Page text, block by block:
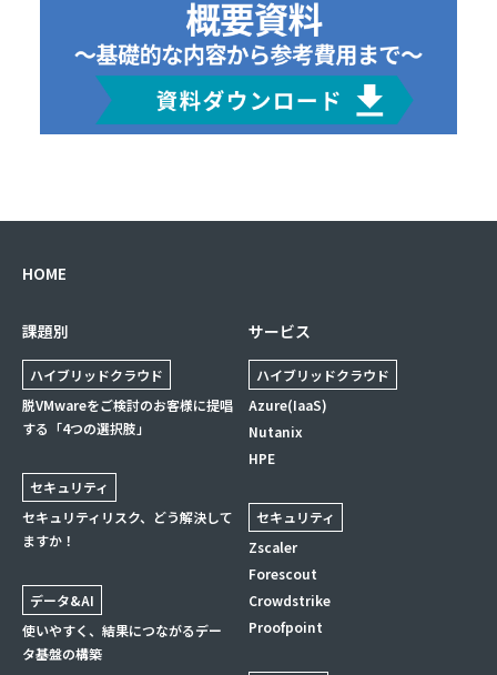
HOME
課題別
ハイブリッドクラウド
脱VMwareをご検討のお客様に提唱
する「4つの選択肢」
セキュリティ
セキュリティリスク、どう解決して
ますか！
データ&AI
使いやすく、結果につながるデー
タ基盤の構築
サービス
ハイブリッドクラウド
Azure(IaaS)
Nutanix
HPE
セキュリティ
Zscaler
Forescout
Crowdstrike
Proofpoint